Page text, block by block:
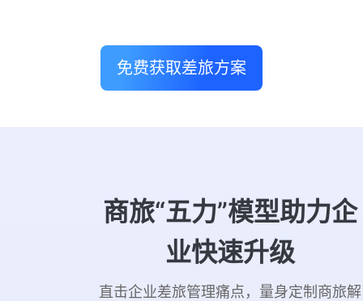
免费获取差旅方案
商旅“五力”模型助力企
业快速升级
直击企业差旅管理痛点，量身定制商旅解